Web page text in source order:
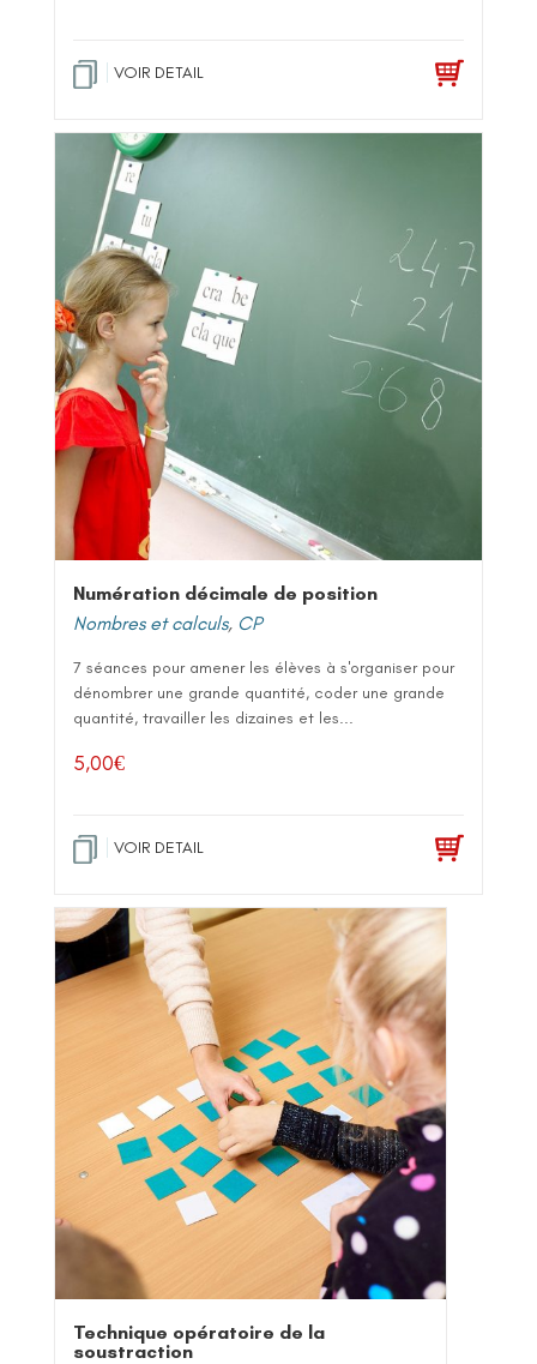
VOIR DETAIL
Numération décimale de position
Nombres et calculs, CP
7 séances pour amener les élèves à s'organiser pour
dénombrer une grande quantité, coder une grande
quantité, travailler les dizaines et les...
5,00€
VOIR DETAIL
Technique opératoire de la
soustraction